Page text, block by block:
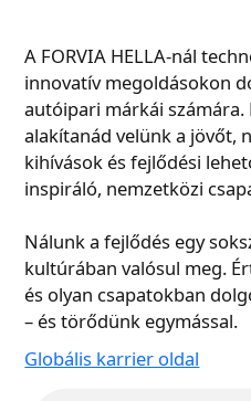
A FORVIA HELLA-nál
innovatív megoldásokon
autóipari márkái számára.
alakítanád velünk a jövőt,
kihívások és fejlődési
inspiráló, nemzetközi
Nálunk a fejlődés egy
kultúrában valósul meg.
és olyan csapatokban
– és törődünk egymással.
Globális karrier oldal